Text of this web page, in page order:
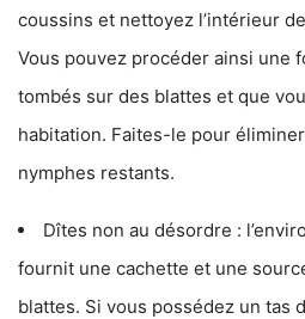
coussins et nettoyez l’intérieur
Vous pouvez procéder ainsi une
tombés sur des blattes et que
habitation. Faites-le pour
nymphes restants.
Dîtes non au désordre :
fournit une cachette et une
blattes. Si vous possédez un tas